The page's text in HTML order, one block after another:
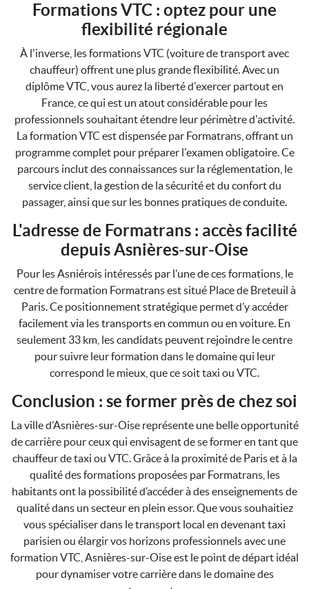
Formations VTC : optez pour une
flexibilité régionale
À l'inverse, les formations VTC (voiture de transport avec
chauffeur) offrent une plus grande flexibilité. Avec un
diplôme VTC, vous aurez la liberté d'exercer partout en
France, ce qui est un atout considérable pour les
professionnels souhaitant étendre leur périmètre d'activité.
La formation VTC est dispensée par Formatrans, offrant un
programme complet pour préparer l'examen obligatoire. Ce
parcours inclut des connaissances sur la réglementation, le
service client, la gestion de la sécurité et du confort du
passager, ainsi que sur les bonnes pratiques de conduite.
L'adresse de Formatrans : accès facilité
depuis Asnières-sur-Oise
Pour les Asniérois intéressés par l’une de ces formations, le
centre de formation Formatrans est situé Place de Breteuil à
Paris. Ce positionnement stratégique permet d’y accéder
facilement via les transports en commun ou en voiture. En
seulement 33 km, les candidats peuvent rejoindre le centre
pour suivre leur formation dans le domaine qui leur
correspond le mieux, que ce soit taxi ou VTC.
Conclusion : se former près de chez soi
La ville d’Asnières-sur-Oise représente une belle opportunité
de carrière pour ceux qui envisagent de se former en tant que
chauffeur de taxi ou VTC. Grâce à la proximité de Paris et à la
qualité des formations proposées par Formatrans, les
habitants ont la possibilité d’accéder à des enseignements de
qualité dans un secteur en plein essor. Que vous souhaitiez
vous spécialiser dans le transport local en devenant taxi
parisien ou élargir vos horizons professionnels avec une
formation VTC, Asnières-sur-Oise est le point de départ idéal
pour dynamiser votre carrière dans le domaine des